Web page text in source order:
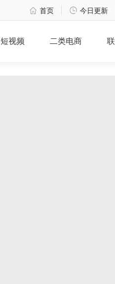
 首页  今日更新
短视频 二类电商